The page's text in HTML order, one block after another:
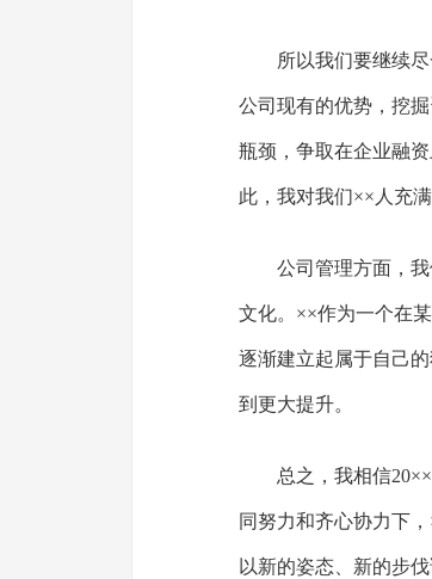
所以我们要继续
公司现有的优势，挖
瓶颈，争取在企业融
此，我对我们××人充
公司管理方面，
文化。××作为一个在
逐渐建立起属于自己
到更大提升。
总之，我相信
同努力和齐心协力下
以新的姿态、新的步